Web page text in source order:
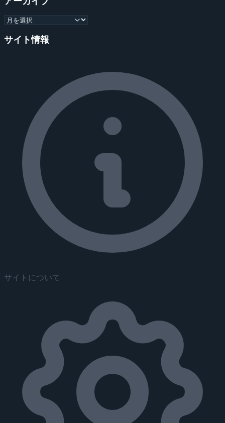
サイト情報
サイトについて